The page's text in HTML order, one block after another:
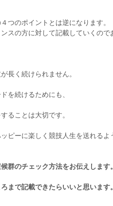
つのポイントとは逆になります。
スの方に対して記載していくので
長く続けられません。
を続けるためにも、
ることは大切です。
ピーに楽しく競技人生を送れるよ
群のチェック方法をお伝えします。
まで記載できたらいいと思います。